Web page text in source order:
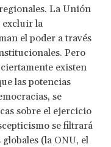
La Unión
excluir la
el poder a través
Pero
existen
las potencias
se
sobre el ejercicio
se filtrará
(la ONU, el